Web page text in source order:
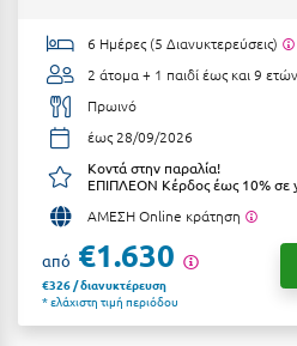
Ορεινή Αρκαδία
Ορεινή Ναυπακτία
Πάλαιρος
Παξοί
Παραλία Κατερίνης
6 Ημέρες (5 Διανυκτερεύσεις)
2 άτομα + 1 παιδί έως και 9 ετών
Πρωινό
έως 28/09/2026
Κοντά στην παραλία!
ΕΠΙΠΛΕΟΝ Κέρδος έως 10% σε
ΑΜΕΣΗ Online κράτηση
από €1.630
€326 / διανυκτέρευση
* ελάχιστη τιμή περιόδου